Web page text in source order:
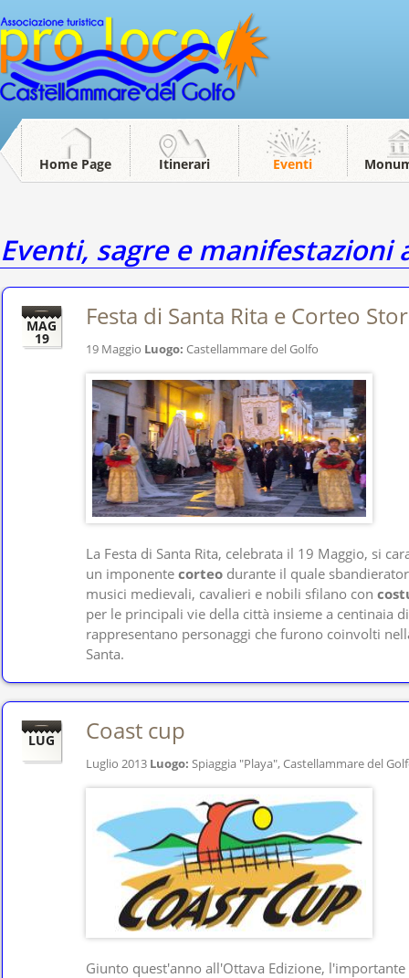
Home Page Itinerari Eventi
Eventi, sagre e manifestazioni
MAG
19
Festa di Santa Rita e Corteo
19 Maggio Luogo: Castellammare del Golfo
La Festa di Santa Rita, celebrata il 19 Maggio, si
un imponente corteo durante il quale
musici medievali, cavalieri e nobili sfilano con
per le principali vie della città insieme a centinaia
rappresentano personaggi che furono coinvolti
Santa.
LUG Coast cup
Luglio 2013 Luogo: Spiaggia "Playa", Castellammare del
Giunto quest'anno all'Ottava Edizione, l'importante